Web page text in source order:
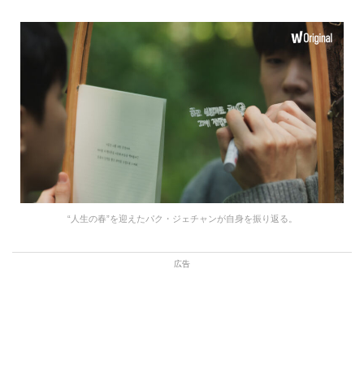
“人生の春”を迎えたパク・ジェチャンが自身を振り返る。